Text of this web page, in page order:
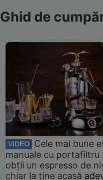
Ghid de
VIDEO
Cele mai bune
manuale cu portafiltru
obții un espresso de
chiar la tine acasă